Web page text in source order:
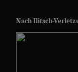
Nach Ilitsch-